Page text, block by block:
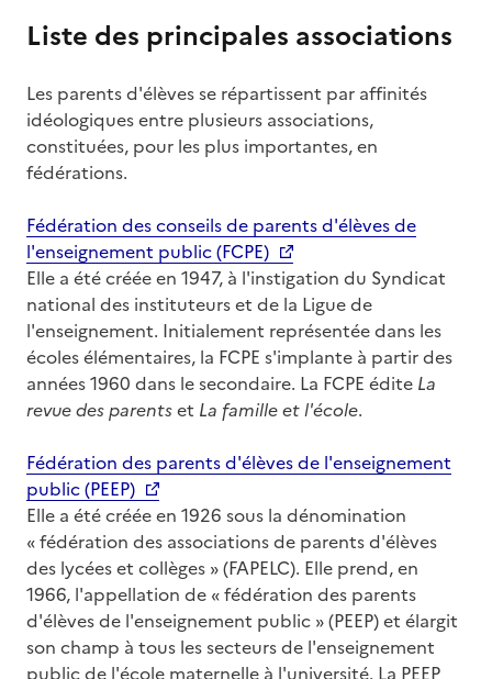
Liste des principales associations
Les parents d'élèves se répartissent par affinités
idéologiques entre plusieurs associations,
constituées, pour les plus importantes, en
fédérations.
Fédération des conseils de parents d'élèves de
l'enseignement public (FCPE)
Elle a été créée en 1947, à l'instigation du Syndicat
national des instituteurs et de la Ligue de
l'enseignement. Initialement représentée dans les
écoles élémentaires, la FCPE s'implante à partir des
années 1960 dans le secondaire. La FCPE édite La
revue des parentset La famille et l'école.
Fédération des parents d'élèves de l'enseignement
public (PEEP)
Elle a été créée en 1926 sous la dénomination
« fédération des associations de parents d'élèves
des lycées et collèges » (FAPELC). Elle prend, en
1966, l'appellation de « fédération des parents
d'élèves de l'enseignement public » (PEEP) et élargit
son champ à tous les secteurs de l'enseignement
public de l'école maternelle à l'université. La PEEP